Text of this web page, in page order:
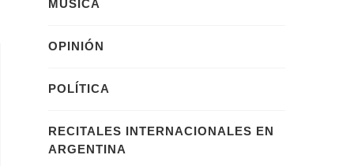
MÚSICA
OPINIÓN
POLÍTICA
RECITALES INTERNACIONALES EN
ARGENTINA